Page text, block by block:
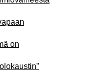
on